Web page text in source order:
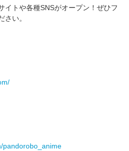
イトや各種SNSがオープン！ぜひフ
さい。
pandorobo_anime